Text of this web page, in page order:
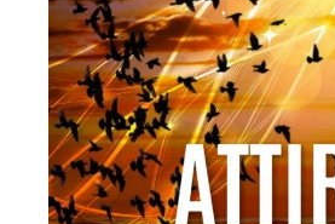
Peu importe la beauté de
pas de routes ou de ponts
est comme une île au